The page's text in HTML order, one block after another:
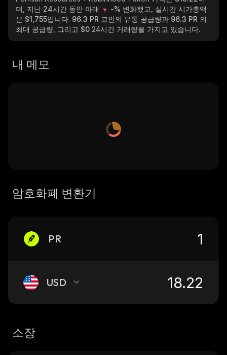
며, 지난 24시간 동안 아래
-% 변화했고, 실시간 시가총액
은 $1,755입니다. 96.3 PR 코인의 유통 공급량과 96.3 PR 의
최대 공급량, 그리고 $0 24시간 거래량을 가지고 있습니다.
내 메모
암호화폐 변환기
PR
USD
소장